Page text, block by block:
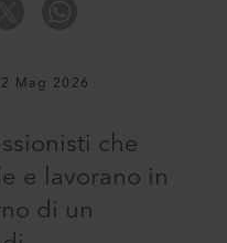
Mag 2026
che
e lavorano in
di un